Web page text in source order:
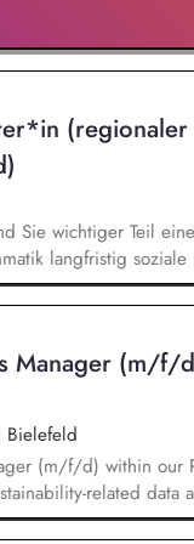
(regionaler
Sie wichtiger Teil
langfristig
der Umsetzung der
der Stiftung
Manager (m/f/
Bielefeld
(m/f/d) within our
related data
and reporting